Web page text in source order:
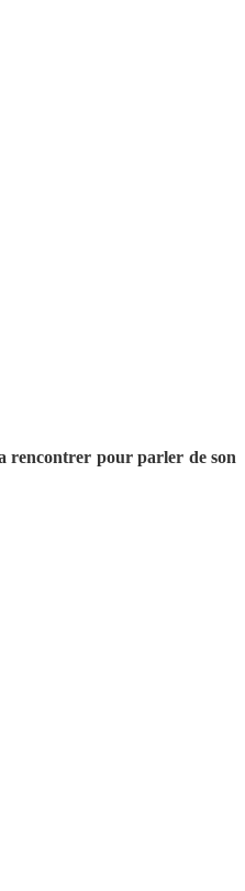
rencontrer pour parler de son